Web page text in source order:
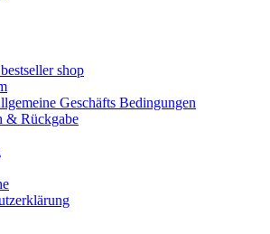
shop
Geschäfts Bedingungen
& Rückgabe